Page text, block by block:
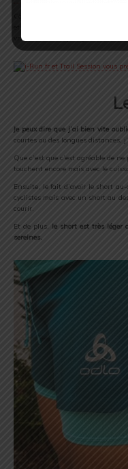
et corail. Le décalage short en
vraiment un coup de jeune.
Je peux dire que j’ai bien vite
courtes ou des longues distances,
Que c’est que c’est agréable de
touchent encore mais avec le
Ensuite, le fait d’avoir le short au-
cyclistes mais avec un short au
courir.
Et de plus, le short est très léger
sereines.